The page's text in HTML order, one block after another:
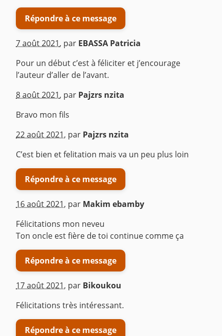
Répondre à ce message
7 août 2021, par EBASSA Patricia
Pour un début c’est à féliciter et j’encourage
l’auteur d’aller de l’avant.
^
8 août 2021, par Pajzrs nzita
Bravo mon fils
^
22 août 2021, par Pajzrs nzita
C’est bien et felitation mais va un peu plus loin
Répondre à ce message
16 août 2021, par Makim ebamby
Félicitations mon neveu
Ton oncle est fière de toi continue comme ça
Répondre à ce message
17 août 2021, par Bikoukou
Félicitations très intéressant.
Répondre à ce message